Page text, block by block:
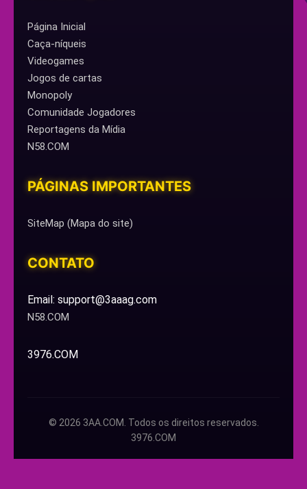
Página Inicial
Caça-níqueis
Videogames
Jogos de cartas
Monopoly
Comunidade Jogadores
Reportagens da Mídia
N58.COM
PÁGINAS IMPORTANTES
SiteMap (Mapa do site)
CONTATO
Email: support@3aaag.com
N58.COM
3976.COM
© 2026 3AA.COM. Todos os direitos reservados.
3976.COM